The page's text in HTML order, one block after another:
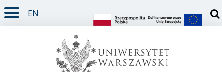
TREŚĆ STRONY
MENU GŁÓWNE
WYSZUKIWARKA
SOCIAL MEDIA
STOPKA STRONY
EN